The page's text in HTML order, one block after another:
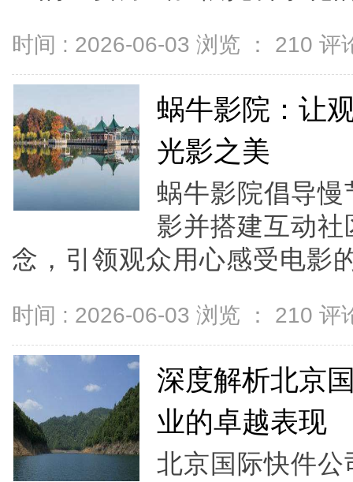
时间 : 2026-06-03 浏览 ： 210 评
蜗牛影院：让
光影之美
蜗牛影院倡导
影并搭建互动
念，引领观众用心感受电影
时间 : 2026-06-03 浏览 ： 210 评
深度解析北京
业的卓越表现
北京国际快件